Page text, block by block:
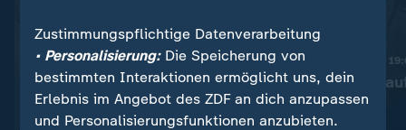
Nachrichten | heute 19:00 Uhr:
Trotz Krieg:
Leihmutterschaft in der
Ukraine
Nachrichten | heute
Taiwan rüstet
Video
Zustimmungspflichtige Datenverarbeitung
• Personalisierung:Die Speicherung von
bestimmten Interaktionen ermöglicht uns, dein
Erlebnis im Angebot des ZDF an dich anzupassen
und Personalisierungsfunktionen anzubieten.